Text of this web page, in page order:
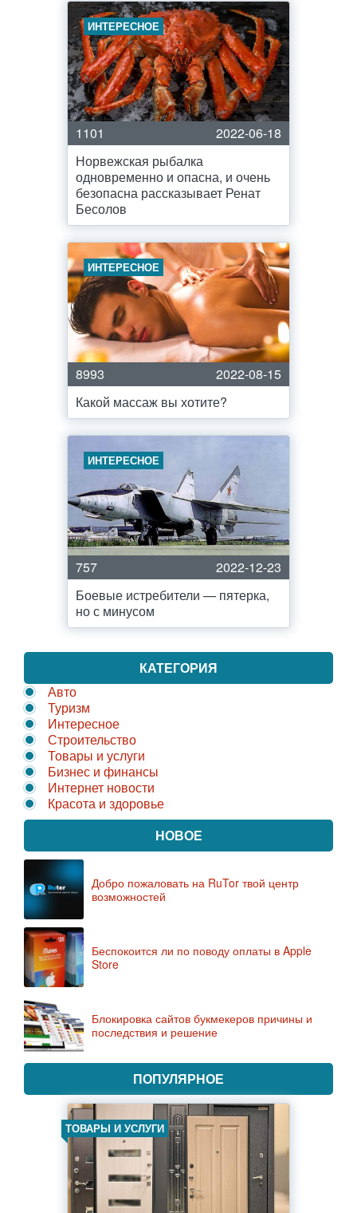
ИНТЕРЕСНОЕ
1101
2022-06-18
Норвежская рыбалка
одновременно и опасна, и очень
безопасна рассказывает Ренат
Бесолов
ИНТЕРЕСНОЕ
8993
2022-08-15
Какой массаж вы хотите?
ИНТЕРЕСНОЕ
757
2022-12-23
Боевые истребители — пятерка,
но с минусом
КАТЕГОРИЯ
Авто
Туризм
Интересное
Строительство
Товары и услуги
Бизнес и финансы
Интернет новости
Красота и здоровье
НОВОЕ
Добро пожаловать на RuTor твой центр
возможностей
Беспокоится ли по поводу оплаты в Apple
Store
Блокировка сайтов букмекеров причины и
последствия и решение
ПОПУЛЯРНОЕ
ТОВАРЫ И УСЛУГИ